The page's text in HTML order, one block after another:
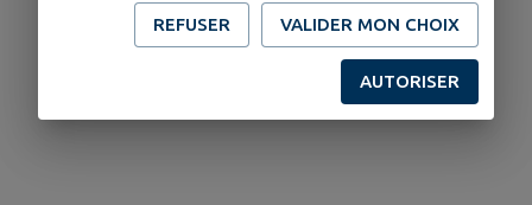
REFUSER VALIDER MON CHOIX
AUTORISER